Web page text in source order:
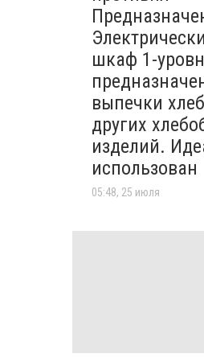
шкаф 1-
выпечки
других
изделий.
использован
05:48, 25 июля